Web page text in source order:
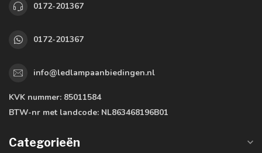
0172-201367
0172-201367
info@ledlampaanbiedingen.nl
KVK nummer: 85011584
BTW-nr met landcode: NL863468196B01
Categorieën